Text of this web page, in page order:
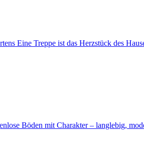
Eine Treppe ist das Herzstück des
Böden mit Charakter – langlebig,